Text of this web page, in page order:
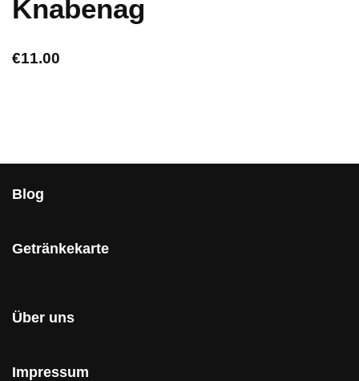
Knabenag
€11.00
Blog
Getränkekarte
Über uns
Impressum